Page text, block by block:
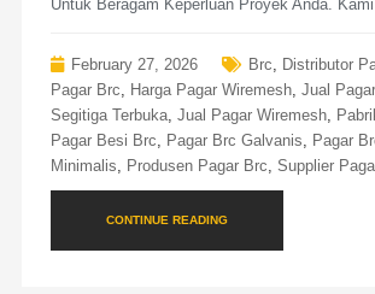
Untuk Beragam Keperluan Proyek Anda.
February 27, 2026 Brc Distributor
Pagar Brc
Harga Pagar Wiremesh, Jual
Segitiga Terbuka, Jual Pagar Wiremesh,
Pagar Besi Brc
Pagar Brc Galvanis Pagar
Minimalis
Produsen Pagar Brc Supplier
CONTINUE READING